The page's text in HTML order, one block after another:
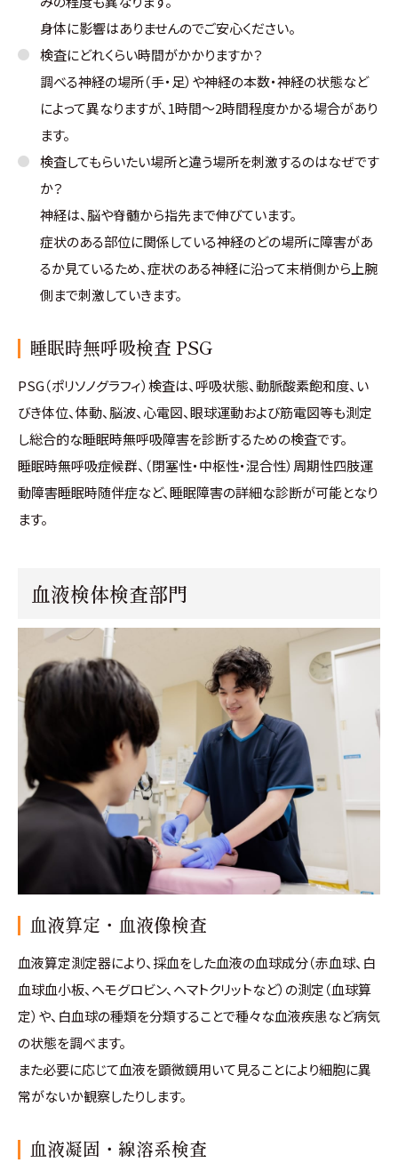
身体に影響はありませんのでご安心ください。
検査にどれくらい時間がかかりますか？
調べる神経の場所（手・足）や神経の本数・神経の状態など
によって異なりますが、1時間～2時間程度かかる場合があり
ます。
検査してもらいたい場所と違う場所を刺激するのはなぜです
か？
神経は、脳や脊髄から指先まで伸びています。
症状のある部位に関係している神経のどの場所に障害があ
るか見ているため、症状のある神経に沿って末梢側から上腕
側まで刺激していきます。
睡眠時無呼吸検査 PSG
PSG（ポリソノグラフィ）検査は、呼吸状態、動脈酸素飽和度、い
びき体位、体動、脳波、心電図、眼球運動および筋電図等も測定
し総合的な睡眠時無呼吸障害を診断するための検査です。
睡眠時無呼吸症候群、（閉塞性・中枢性・混合性）周期性四肢運
動障害睡眠時随伴症など、睡眠障害の詳細な診断が可能となり
ます。
血液検体検査部門
血液算定・血液像検査
血液算定測定器により、採血をした血液の血球成分（赤血球、白
血球血小板、ヘモグロビン、ヘマトクリットなど）の測定（血球算
定）や、白血球の種類を分類することで種々な血液疾患など病気
の状態を調べます。
また必要に応じて血液を顕微鏡用いて見ることにより細胞に異
常がないか観察したりします。
血液凝固・線溶系検査